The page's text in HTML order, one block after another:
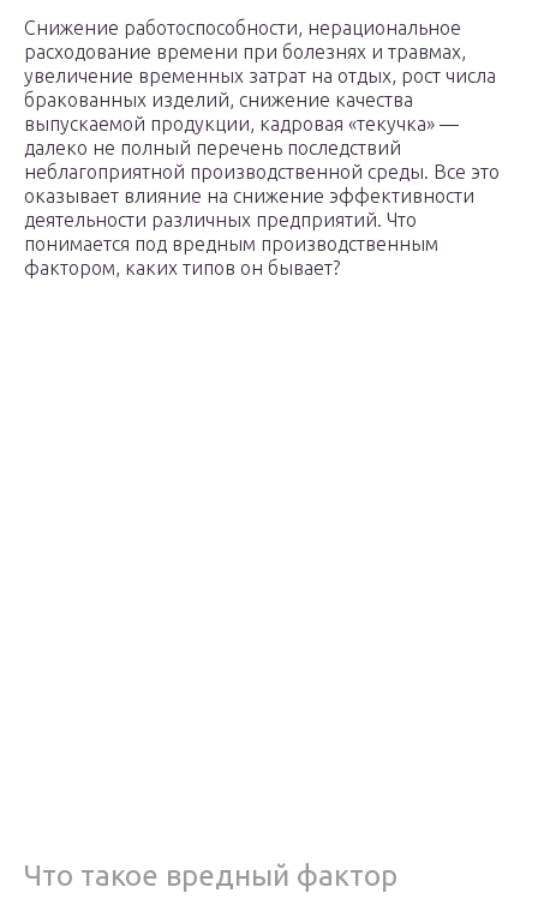
Снижение работоспособности, нерациональное
расходование времени при болезнях и травмах,
увеличение временных затрат на отдых, рост числа
бракованных изделий, снижение качества
выпускаемой продукции, кадровая «текучка» —
далеко не полный перечень последствий
неблагоприятной производственной среды. Все это
оказывает влияние на снижение эффективности
деятельности различных предприятий. Что
понимается под вредным производственным
фактором, каких типов он бывает?
Что такое вредный фактор